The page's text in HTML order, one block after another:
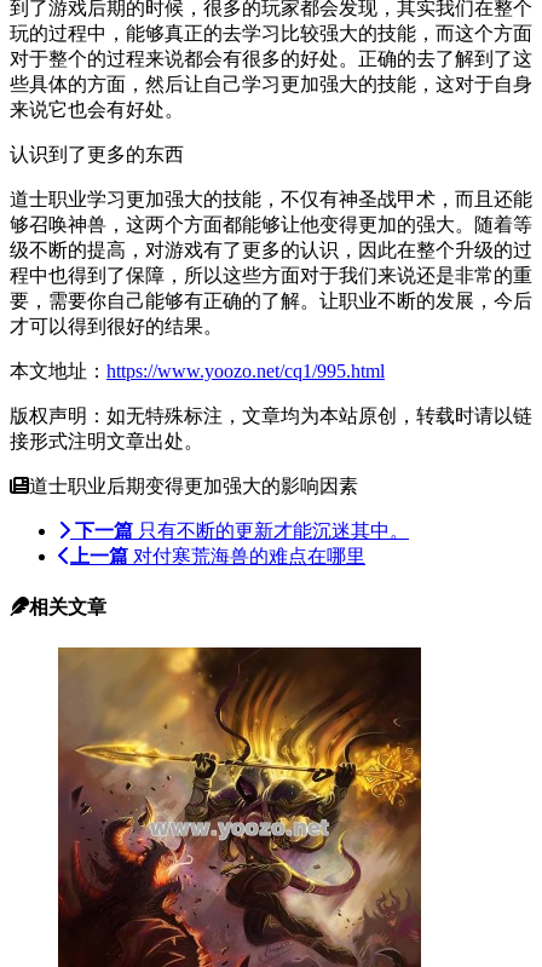
到了游戏后期的时候，很多的玩家都会发现，其实我们在整个
玩的过程中，能够真正的去学习比较强大的技能，而这个方面
对于整个的过程来说都会有很多的好处。正确的去了解到了这
些具体的方面，然后让自己学习更加强大的技能，这对于自身
来说它也会有好处。
认识到了更多的东西
道士职业学习更加强大的技能，不仅有神圣战甲术，而且还能
够召唤神兽，这两个方面都能够让他变得更加的强大。随着等
级不断的提高，对游戏有了更多的认识，因此在整个升级的过
程中也得到了保障，所以这些方面对于我们来说还是非常的重
要，需要你自己能够有正确的了解。让职业不断的发展，今后
才可以得到很好的结果。
本文地址： https://www.yoozo.net/cq1/995.html
版权声明：如无特殊标注，文章均为本站原创，转载时请以链
接形式注明文章出处。
道士职业后期变得更加强大的影响因素
下一篇 只有不断的更新才能沉迷其中。
上一篇 对付寒荒海兽的难点在哪里
相关文章